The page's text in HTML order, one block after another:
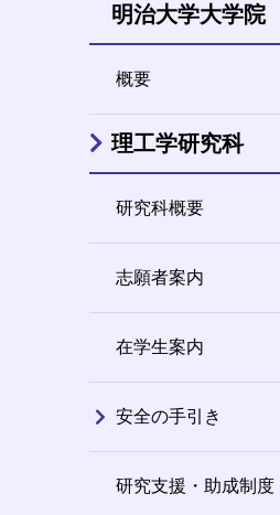
明治大学大学院
概要
理工学研究科
研究科概要
志願者案内
在学生案内
安全の手引き
研究支援・助成制度